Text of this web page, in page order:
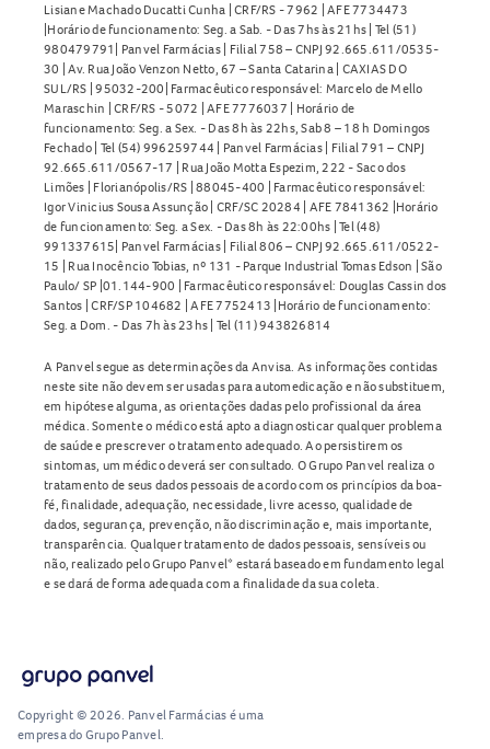
Lisiane Machado Ducatti Cunha | CRF/RS - 7962 | AFE 7734473
|Horário de funcionamento: Seg. a Sab. - Das 7hs às 21hs | Tel (51)
980479791| Panvel Farmácias | Filial 758 – CNPJ 92.665.611/0535-
30 | Av. Rua João Venzon Netto, 67 – Santa Catarina | CAXIAS DO
SUL/RS | 95032-200| Farmacêutico responsável: Marcelo de Mello
Maraschin | CRF/RS - 5072 | AFE 7776037 | Horário de
funcionamento: Seg. a Sex. - Das 8h às 22hs, Sab 8 – 18 h Domingos
Fechado | Tel (54) 996259744 | Panvel Farmácias | Filial 791 – CNPJ
92.665.611/0567-17 | Rua João Motta Espezim, 222 - Saco dos
Limões | Florianópolis/RS | 88045-400 | Farmacêutico responsável:
Igor Vinicius Sousa Assunção | CRF/SC 20284 | AFE 7841362 |Horário
de funcionamento: Seg. a Sex. - Das 8h às 22:00hs | Tel (48)
991337615| Panvel Farmácias | Filial 806 – CNPJ 92.665.611/0522-
15 | Rua Inocêncio Tobias, nº 131 - Parque Industrial Tomas Edson | São
Paulo/ SP |01.144-900 | Farmacêutico responsável: Douglas Cassin dos
Santos | CRF/SP 104682 | AFE 7752413 |Horário de funcionamento:
Seg. a Dom. - Das 7h às 23hs | Tel (11) 943826814
A Panvel segue as determinações da Anvisa. As informações contidas
neste site não devem ser usadas para automedicação e não substituem,
em hipótese alguma, as orientações dadas pelo profissional da área
médica. Somente o médico está apto a diagnosticar qualquer problema
de saúde e prescrever o tratamento adequado. Ao persistirem os
sintomas, um médico deverá ser consultado. O Grupo Panvel realiza o
tratamento de seus dados pessoais de acordo com os princípios da boa-
fé, finalidade, adequação, necessidade, livre acesso, qualidade de
dados, segurança, prevenção, não discriminação e, mais importante,
transparência. Qualquer tratamento de dados pessoais, sensíveis ou
não, realizado pelo Grupo Panvel* estará baseado em fundamento legal
e se dará de forma adequada com a finalidade da sua coleta.
Copyright © 2026. Panvel Farmácias é uma
empresa do Grupo Panvel.